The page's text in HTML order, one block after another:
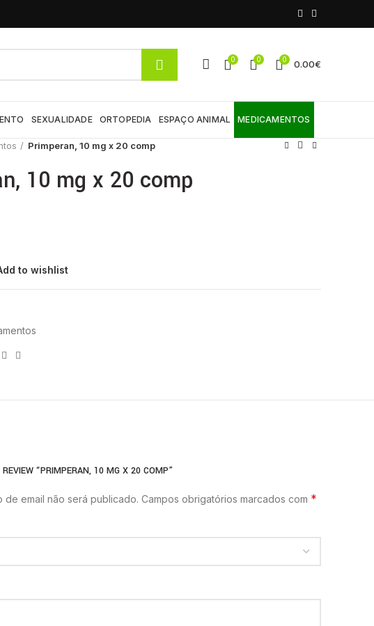
0 0 0 0.00€
SEXUALIDADE ORTOPEDIA ESPAÇO ANIMAL MEDICAMENTOS
Primperan, 10 mg x 20 comp
10 mg x 20 comp
to wishlist
“PRIMPERAN, 10 MG X 20 COMP”
de email não será publicado. Campos obrigatórios marcados com *